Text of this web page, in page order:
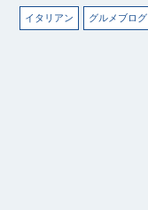
イタリアン グルメブログ